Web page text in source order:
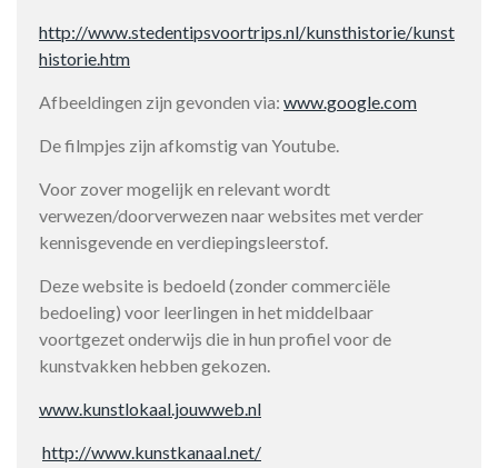
http://www.stedentipsvoortrips.nl/kunsthistorie/kunst
historie.htm
Afbeeldingen zijn gevonden via: www.google.com
De filmpjes zijn afkomstig van Youtube.
Voor zover mogelijk en relevant wordt
verwezen/doorverwezen naar websites met verder
kennisgevende en verdiepingsleerstof.
Deze website is bedoeld (zonder commerciële
bedoeling) voor leerlingen in het middelbaar
voortgezet onderwijs die in hun profiel voor de
kunstvakken hebben gekozen.
www.kunstlokaal.jouwweb.nl
http://www.kunstkanaal.net/